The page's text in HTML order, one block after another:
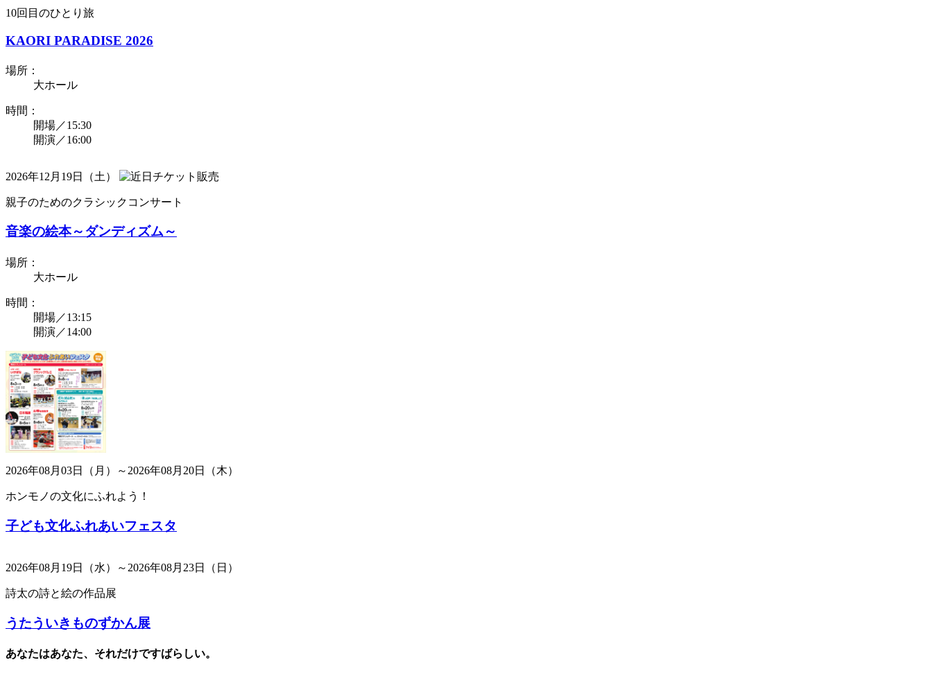
10回目のひとり旅
KAORI PARADISE 2026
場所：
大ホール
時間：
開場／15:30
開演／16:00
2026年12月19日（土）
親子のためのクラシックコンサート
音楽の絵本～ダンディズム～
場所：
大ホール
時間：
開場／13:15
開演／14:00
2026年08月03日（月）～2026年08月20日（木）
ホンモノの文化にふれよう！
子ども文化ふれあいフェスタ
2026年08月19日（水）～2026年08月23日（日）
詩太の詩と絵の作品展
うたういきものずかん展
あなたはあなた、それだけですばらしい。